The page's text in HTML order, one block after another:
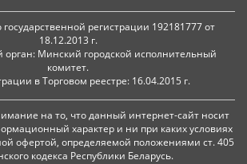
регистрации 192181777 от
18.12.2013 г.
Минский городской исполнительный
комитет.
в Торговом реестре: 16.04.2015 г.
на то, что данный интернет-сайт носит
характер и ни при каких условиях
офертой, определяемой положениями ст. 405
кодекса Республики Беларусь.